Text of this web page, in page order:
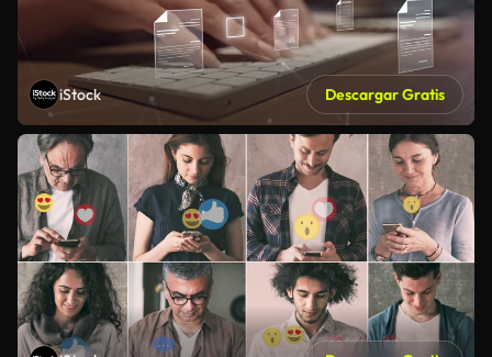
iStock Descargar Gratis